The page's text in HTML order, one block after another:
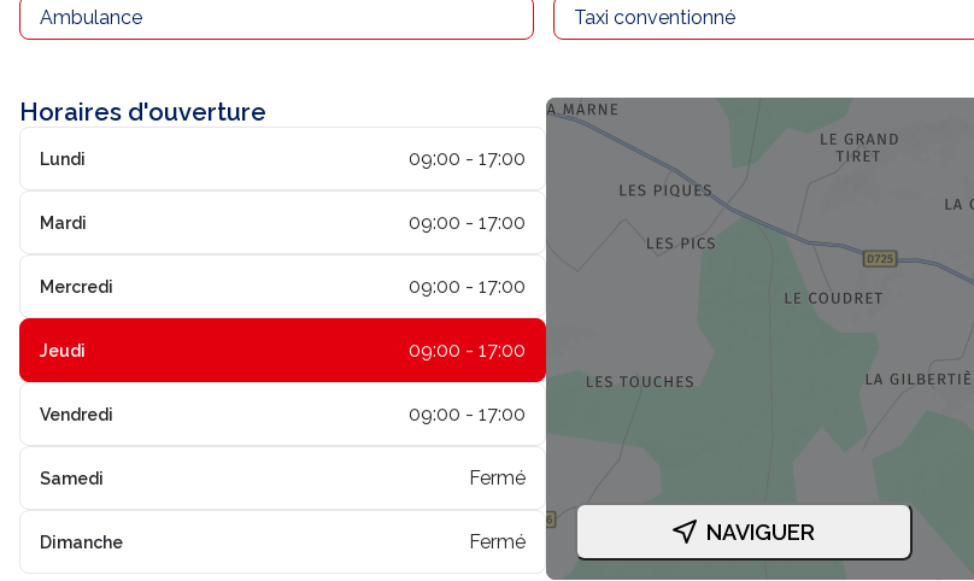
Ambulance Taxi conventionné
Horaires d'ouverture
Lundi 09:00 - 17:00
Mardi 09:00 - 17:00
Mercredi 09:00 - 17:00
Jeudi 09:00 - 17:00
Vendredi 09:00 - 17:00
Samedi Fermé
Dimanche Fermé NAVIGUER